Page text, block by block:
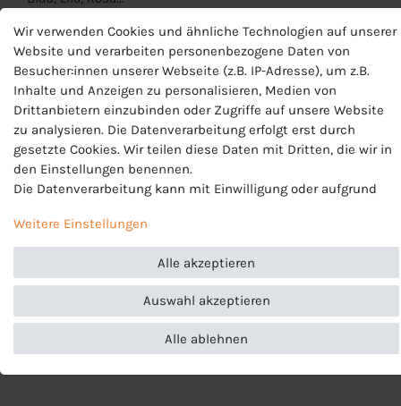
Produktnummer
BV6708
Hersteller
Nike
EU-Verantwortlicher
1213 NL Hilversum , Niederlande, +49 3034649110,
Wir verwenden Cookies und ähnliche Technologien auf unserer
Website und verarbeiten personenbezogene Daten von
Besucher:innen unserer Webseite (z.B. IP-Adresse), um z.B.
Inhalte und Anzeigen zu personalisieren, Medien von
Drittanbietern einzubinden oder Zugriffe auf unsere Website
zu analysieren. Die Datenverarbeitung erfolgt erst durch
gesetzte Cookies. Wir teilen diese Daten mit Dritten, die wir in
den Einstellungen benennen.
Die Datenverarbeitung kann mit Einwilligung oder aufgrund
erteilt oder abgelehnt werden. Es besteht das Recht, nicht
einzuwilligen und die Einwilligung zu einem späteren
Zeitpunkt zu ändern oder zu widerrufen. Beachten Sie unser
Impressumund weitere Hinweise zur Verwendung
personenbezogener Daten in unsererDaten­schutz­erklärung
Weitere Einstellungen
Alle akzeptieren
Alle ablehnen
Auswahl akzeptieren